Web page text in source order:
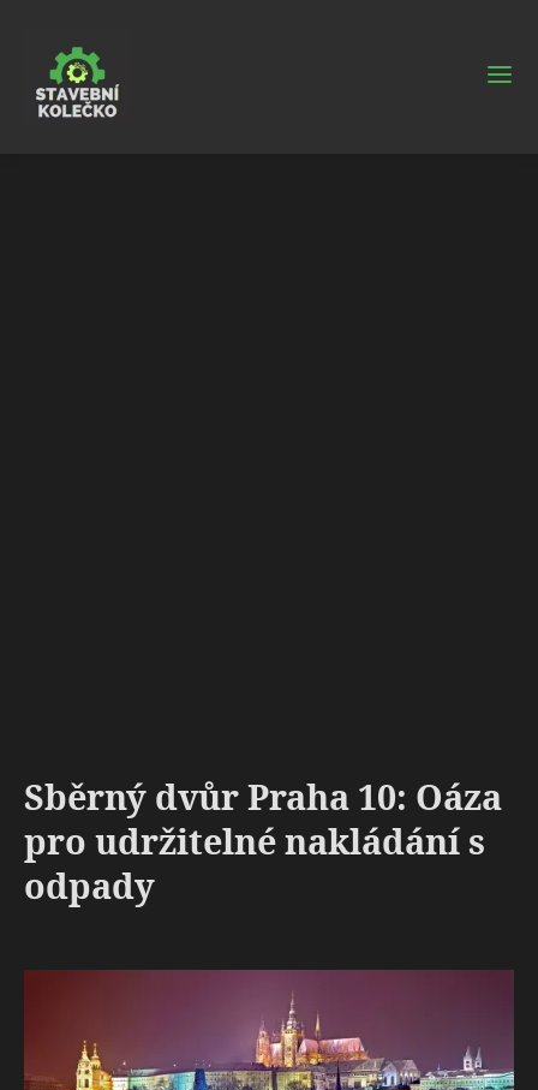
Sběrný dvůr Praha 10: Oáza
pro udržitelné nakládání s
odpady